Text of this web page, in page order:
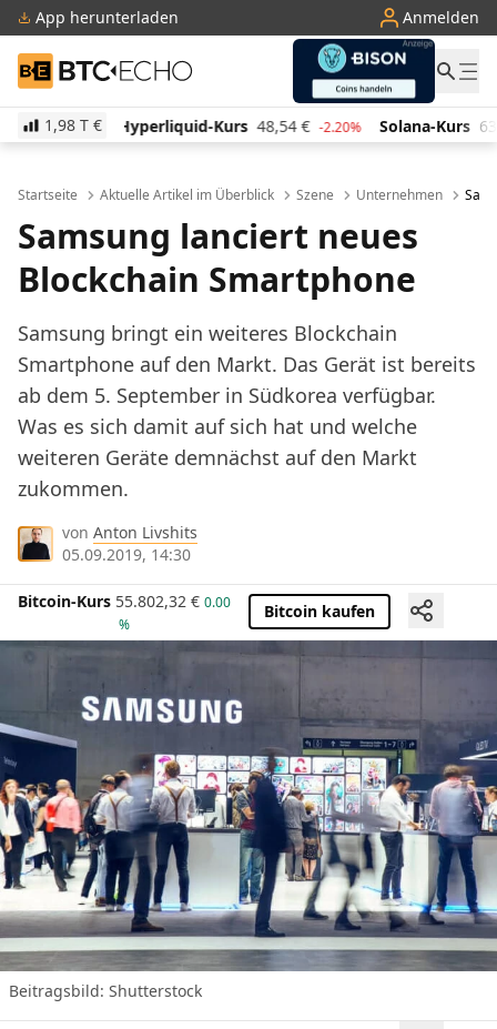
App herunterladen Anmelden
BTC-ECHO
1,98 T €
Kurs 48,54 € -2.20% Solana-Kurs 63,22 € -1.50% TRON-
Startseite Aktuelle Artikel im Überblick Szene Unternehmen
Samsung lanciert neues
Blockchain Smartphone
Samsung bringt ein weiteres Blockchain
Smartphone auf den Markt. Das Gerät ist bereits
ab dem 5. September in Südkorea verfügbar.
Was es sich damit auf sich hat und welche
weiteren Geräte demnächst auf den Markt
zukommen.
von Anton Livshits
05.09.2019, 14:30
Bitcoin-Kurs 55.802,32 € 0.00
%
Bitcoin kaufen
Beitragsbild: Shutterstock